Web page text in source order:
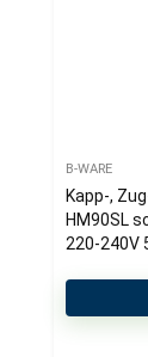
B-WARE
Kapp-,
HM90SL
220-240V